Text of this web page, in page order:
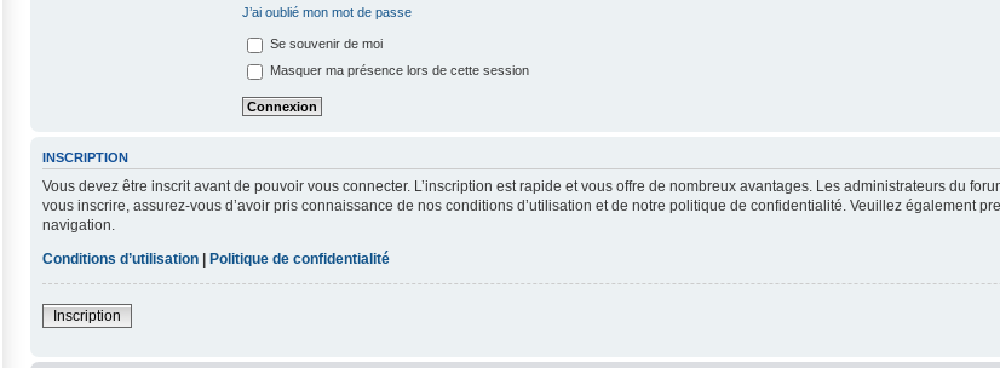
J’ai oublié mon mot de passe
Se souvenir de moi
Masquer ma présence lors de cette session
INSCRIPTION
Vous devez être inscrit avant de pouvoir vous connecter. L’inscription est rapide et vous offre de nombreux avantages. Les administrateurs du
vous inscrire, assurez-vous d’avoir pris connaissance de nos conditions d’utilisation et de notre politique de confidentialité. Veuillez également
navigation.
Conditions d’utilisation | Politique de confidentialité
Inscription